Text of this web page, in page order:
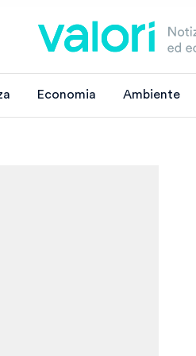
Economia Ambiente